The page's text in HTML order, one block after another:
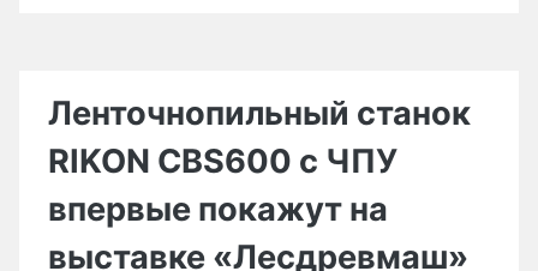
тренд
российского
рынка»
Ленточнопильный станок
RIKON CBS600 с ЧПУ
впервые покажут на
выставке «Лесдревмаш»